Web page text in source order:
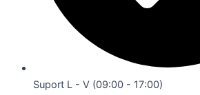
Suport L - V (09:00 - 17:00)